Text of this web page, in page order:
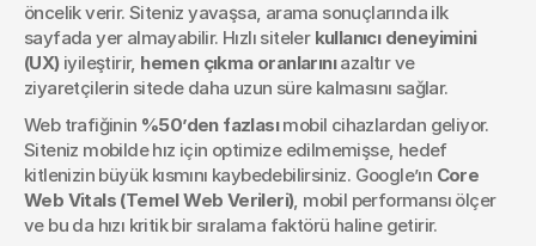
öncelik verir. Siteniz yavaşsa, arama sonuçlarında ilk
sayfada yer almayabilir. Hızlı siteler kullanıcı deneyimini
(UX) iyileştirir, hemen çıkma oranlarını azaltır ve
ziyaretçilerin sitede daha uzun süre kalmasını sağlar.
Web trafiğinin %50’den fazlası mobil cihazlardan geliyor.
Siteniz mobilde hız için optimize edilmemişse, hedef
kitlenizin büyük kısmını kaybedebilirsiniz. Google’ın Core
Web Vitals (Temel Web Verileri), mobil performansı ölçer
ve bu da hızı kritik bir sıralama faktörü haline getirir.